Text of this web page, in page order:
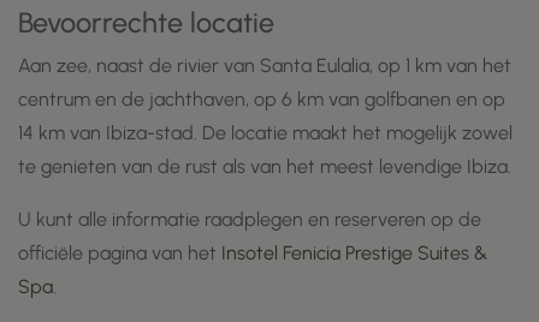
Bevoorrechte locatie
Aan zee, naast de rivier van Santa Eulalia, op 1 km van het
centrum en de jachthaven, op 6 km van golfbanen en op
14 km van Ibiza-stad. De locatie maakt het mogelijk zowel
te genieten van de rust als van het meest levendige Ibiza.
U kunt alle informatie raadplegen en reserveren op de
officiële pagina van het Insotel Fenicia Prestige Suites &
Spa.